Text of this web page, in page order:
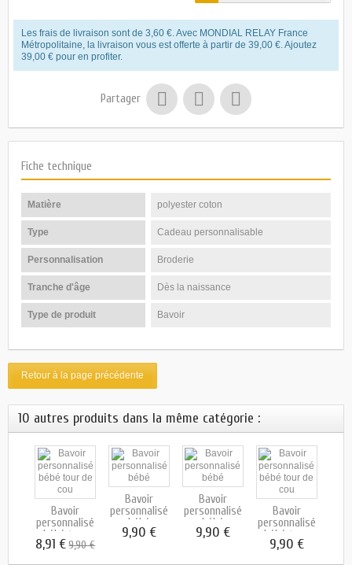
Les frais de livraison sont de 3,60 €. Avec MONDIAL RELAY France
Métropolitaine, la livraison vous est offerte à partir de 39,00 €. Ajoutez
39,00 € pour en profiter.
Partager
Fiche technique
Matière polyester coton
Type Cadeau personnalisable
Personnalisation Broderie
Tranche d'âge Dès la naissance
Type de produit Bavoir
Retour à la page précédente
10 autres produits dans la même catégorie :
Bavoir
personnalisé
bébé tour
de...
8,91 €9,90 €
Bavoir
personnalisé
bébé
9,90 €
Bavoir
personnalisé
bébé
9,90 €
Bavoir
personnalisé
bébé tour
de...
9,90 €